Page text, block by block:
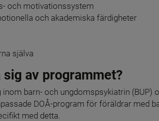
och motivationssystem
och akademiska färdigheter
själva
av programmet?
inom barn- och ungdomspsykiatrin (BUP)
DOÅ-program för föräldrar med
med detta.